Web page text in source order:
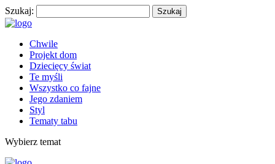
Szukaj:
Chwile
Projekt dom
Dziecięcy świat
Te myśli
Wszystko co fajne
Jego zdaniem
Styl
Tematy tabu
Wybierz temat